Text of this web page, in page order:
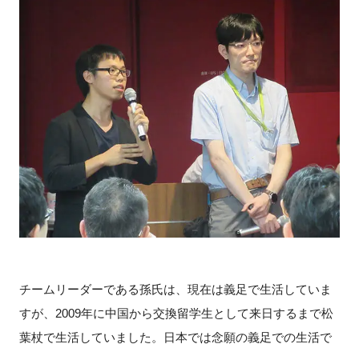
チームリーダーである孫氏は、現在は義足で生活していま
すが、2009年に中国から交換留学生として来日するまで松
葉杖で生活していました。日本では念願の義足での生活で